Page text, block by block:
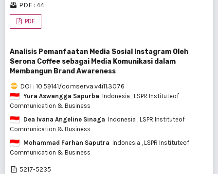
PDF : 44
PDF
Analisis Pemanfaatan Media Sosial Instagram Oleh
Serona Coffee sebagai Media Komunikasi dalam
Membangun Brand Awareness
DOI : 10.59141/comserva.v4i11.3076
Yura Aswangga Sapurba Indonesia , LSPR Instituteof
Communication & Business
Dea Ivana Angeline Sinaga Indonesia , LSPR Instituteof
Communication & Business
Mohammad Farhan Saputra Indonesia , LSPR Instituteof
Communication & Business
5217-5235